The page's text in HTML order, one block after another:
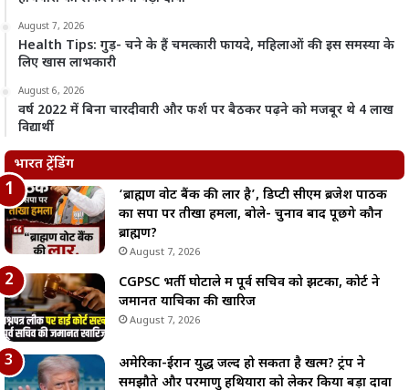
August 7, 2026
Health Tips: गुड़- चने के हैं चमत्कारी फायदे, महिलाओं की इस समस्या के
लिए खास लाभकारी
August 6, 2026
वर्ष 2022 में बिना चारदीवारी और फर्श पर बैठकर पढ़ने को मजबूर थे 4 लाख
विद्यार्थी
भारत ट्रेंडिंग
‘ब्राह्मण वोट बैंक की लार है’, डिप्टी सीएम ब्रजेश पाठक
का सपा पर तीखा हमला, बोले- चुनाव बाद पूछेंगे कौन
ब्राह्मण?
August 7, 2026
CGPSC भर्ती घोटाले में पूर्व सचिव को झटका, कोर्ट ने
जमानत याचिका की खारिज
August 7, 2026
अमेरिका-ईरान युद्ध जल्द हो सकता है खत्म? ट्रंप ने
समझौते और परमाणु हथियारों को लेकर किया बड़ा दावा